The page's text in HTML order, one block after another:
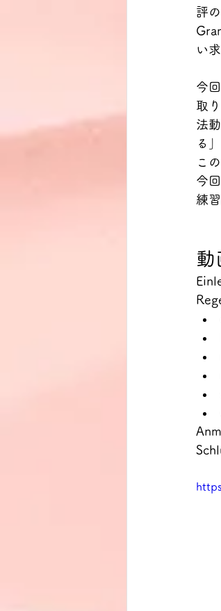
評
い
今
取
法
る
こ
今
練
動